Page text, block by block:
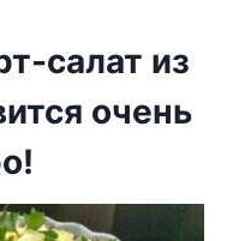
салат из
очень